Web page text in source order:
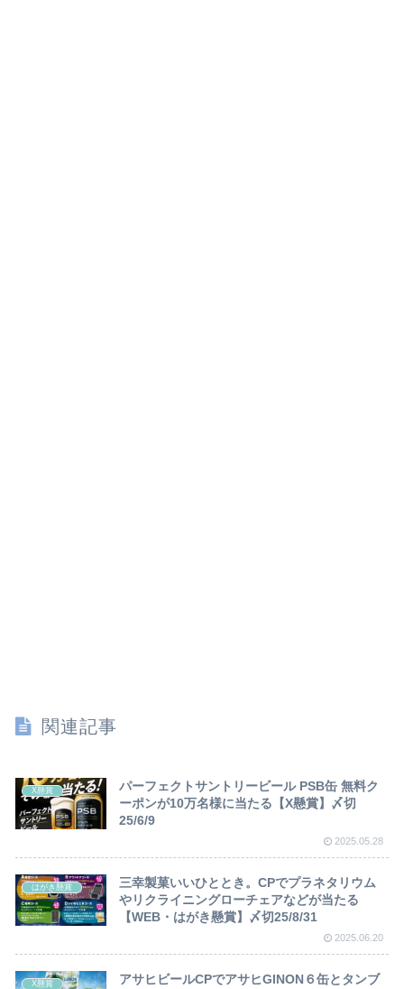
関連記事
X懸賞
パーフェクトサントリービール PSB缶 無料ク
ーポンが10万名様に当たる【X懸賞】〆切
25/6/9
2025.05.28
はがき懸賞
三幸製菓いいひととき。CPでプラネタリウム
やリクライニングローチェアなどが当たる
【WEB・はがき懸賞】〆切25/8/31
2025.06.20
X懸賞
アサヒビールCPでアサヒGINON６缶とタンブ